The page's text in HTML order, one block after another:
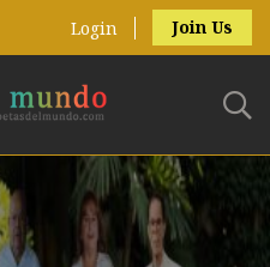
Login Join Us